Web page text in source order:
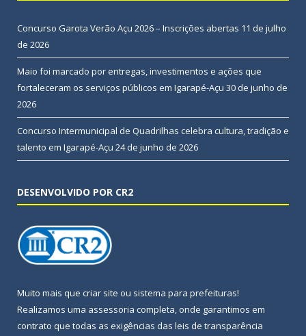
Concurso Garota Verão Açu 2026 – Inscrições abertas 11 de julho
de 2026
Maio foi marcado por entregas, investimentos e ações que
fortaleceram os serviços públicos em Igarapé-Açu 30 de junho de
2026
Concurso Intermunicipal de Quadrilhas celebra cultura, tradição e
talento em Igarapé-Açu 24 de junho de 2026
DESENVOLVIDO POR CR2
Muito mais que criar site ou sistema para prefeituras!
Realizamos uma assessoria completa, onde garantimos em
contrato que todas as exigências das leis de transparência